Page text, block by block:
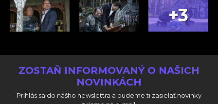
+3
ZOSTAŇ INFORMOVANÝ O NAŠICH
NOVINKÁCH
Prihlás sa do nášho newslettra a budeme ti zasielať novinky